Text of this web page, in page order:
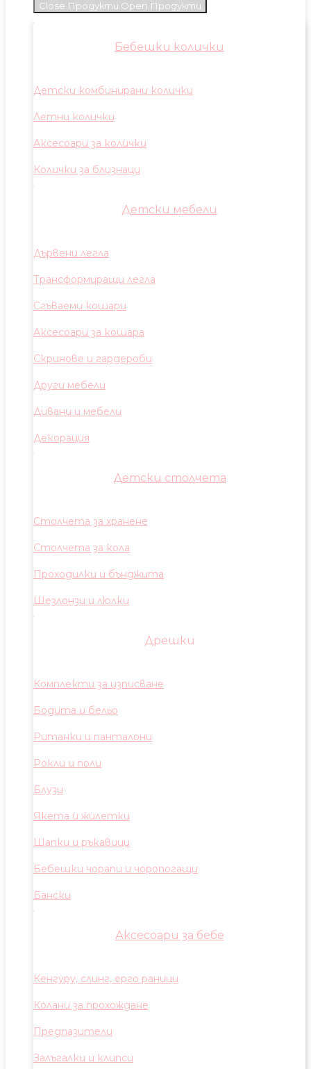
Close Продукти Open Продукти
Бебешки колички
Детски комбинирани колички
Летни колички
Аксесоари за колички
Колички за близнаци
Детски мебели
Дървени легла
Трансформиращи легла
Сгъваеми кошари
Аксесоари за кошара
Скринове и гардероби
Други мебели
Дивани и мебели
Декорация
Детски столчета
Столчета за хранене
Столчета за кола
Проходилки и бънджита
Шезлонзи и люлки
Дрешки
Комплекти за изписване
Бодита и бельо
Ританки и панталони
Рокли и поли
Блузи
Якета и жилетки
Шапки и ръкавици
Бебешки чорапи и чоропогащи
Бански
Аксесоари за бебе
Кенгуру, слинг, ерго раници
Колани за прохождане
Предпазители
Залъгалки и клипси